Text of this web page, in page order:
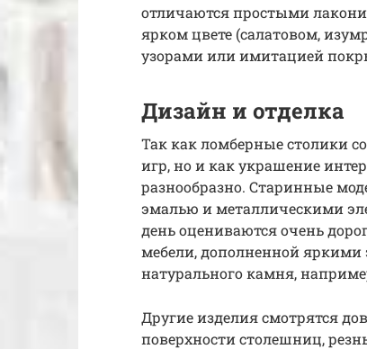
отличаются простыми
ярком цвете (салатовом,
узорами или имитацией
Дизайн и отделка
Так как ломберные столики
игр, но и как украшение
разнообразно. Старинные
эмалью и металлическими
день оцениваются очень
мебели, дополненной
натурального камня,
Другие изделия смотрятся
поверхности столешниц,